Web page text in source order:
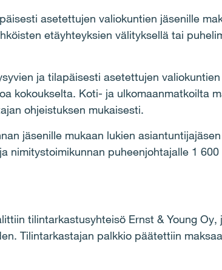
asetettujen valiokuntien jäsenille
etäyhteyksien välityksellä tai
ja tilapäisesti asetettujen
kokoukselta. Koti- ja ulkomaanmatkoilta
ohjeistuksen mukaisesti.
jäsenille mukaan lukien
nimitystoimikunnan puheenjohtajalle 1
tilintarkastusyhteisö Ernst & Young
Tilintarkastajan palkkio päätettiin